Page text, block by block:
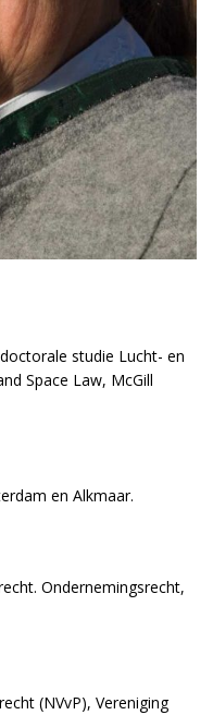
studie Lucht- en
Space Law, McGill
en Alkmaar.
Ondernemingsrecht,
(NVvP), Vereniging